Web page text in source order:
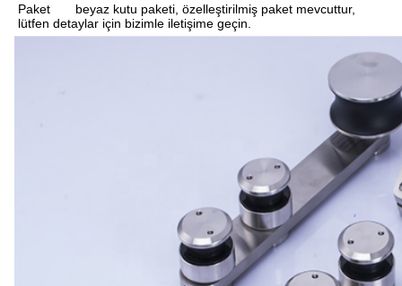
Paket	beyaz kutu paketi, özelleştirilmiş paket mevcuttur,
lütfen detaylar için bizimle iletişime geçin.